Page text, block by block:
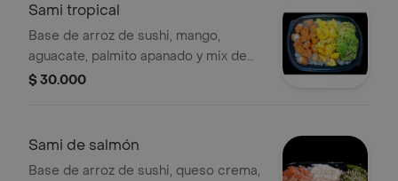
Sami tropical
Base de arroz de sushi, mango,
aguacate, palmito apanado y mix de
ajonjolí.
$ 30.000
Sami de salmón
Base de arroz de sushi, queso crema,